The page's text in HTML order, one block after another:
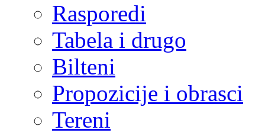
Rasporedi
Tabela i drugo
Bilteni
Propozicije i obrasci
Tereni